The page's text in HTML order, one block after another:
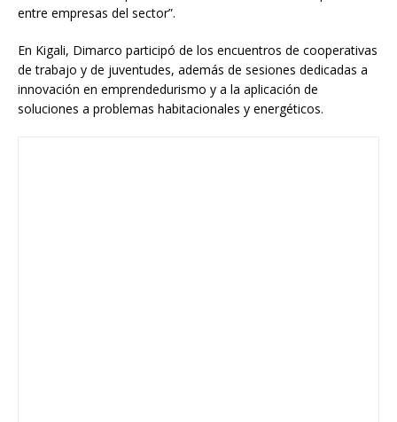
entre empresas del sector”.
En Kigali, Dimarco participó de los encuentros de cooperativas
de trabajo y de juventudes, además de sesiones dedicadas a
innovación en emprendedurismo y a la aplicación de
soluciones a problemas habitacionales y energéticos.